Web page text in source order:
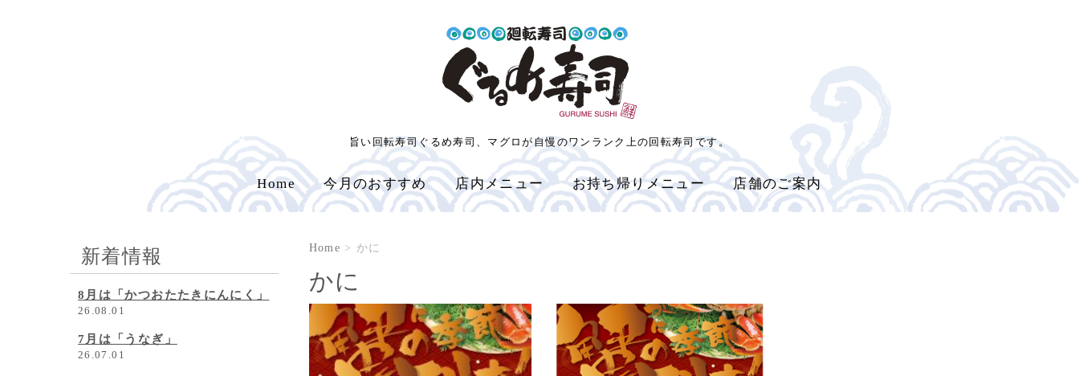
旨い回転寿司ぐるめ寿司、マグロが自慢のワンランク上の回転寿司です。
Home 今月のおすすめ 店内メニュー お持ち帰りメニュー 店舗のご案内
Home > かに
かに
新着情報
8月は「かつおたたきにんにく」
26.08.01
7月は「うなぎ」
26.07.01